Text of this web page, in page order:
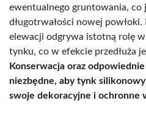
ewentualnego gruntowania, co
długotrwałości nowej powłoki.
elewacji odgrywa istotną rolę
tynku, co w efekcie przedłuża
Konserwacja oraz
niezbędne, aby tynk silikonowy
swoje dekoracyjne i ochronne